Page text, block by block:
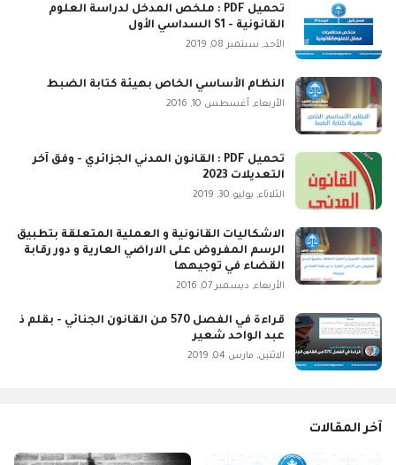
تحميل PDF : ملخص المدخل لدراسة العلوم
القانونية - S1 السداسي الأول
الأحد, سبتمبر 08, 2019
النظام الأساسي الخاص بهيئة كتابة الضبط
الأربعاء, أغسطس 10, 2016
تحميل PDF : القانون المدني الجزائري - وفق آخر
التعديلات 2023
الثلاثاء, يوليو 30, 2019
الاشكاليات القانونية و العملية المتعلقة بتطبيق
الرسم المفروض على الاراضي العارية و دور رقابة
القضاء في توجيهها
الأربعاء, ديسمبر 07, 2016
قراءة في الفصل 570 من القانون الجنائي - بقلم ذ
عبد الواحد شعير
الاثنين, مارس 04, 2019
آخر المقالات